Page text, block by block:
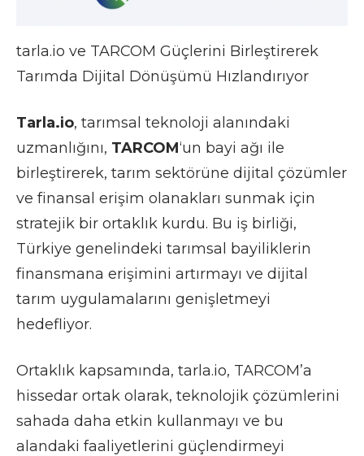
tarla.io ve TARCOM Güçlerini Birleştirerek
Tarımda Dijital Dönüşümü Hızlandırıyor
Tarla.io, tarımsal teknoloji alanındaki
uzmanlığını, TARCOM‘un bayi ağı ile
birleştirerek, tarım sektörüne dijital çözümler
ve finansal erişim olanakları sunmak için
stratejik bir ortaklık kurdu. Bu iş birliği,
Türkiye genelindeki tarımsal bayiliklerin
finansmana erişimini artırmayı ve dijital
tarım uygulamalarını genişletmeyi
hedefliyor.
Ortaklık kapsamında, tarla.io, TARCOM’a
hissedar ortak olarak, teknolojik çözümlerini
sahada daha etkin kullanmayı ve bu
alandaki faaliyetlerini güçlendirmeyi